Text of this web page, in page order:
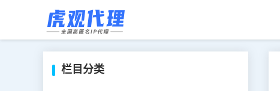
栏目分类